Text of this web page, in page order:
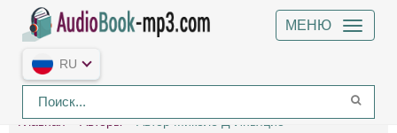
МЕНЮ
RU
Главная Авторы Автор Микеле Д`Иньяцио